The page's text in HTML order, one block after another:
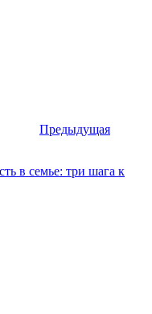
Предыдущая
в семье: три шага к